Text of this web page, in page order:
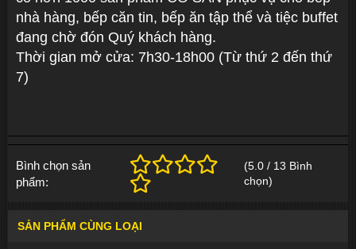
nhà hàng, bếp căn tin, bếp ăn tập thể và tiệc buffet
đang chờ đón Quý khách hàng.
Thời gian mở cửa: 7h30-18h00 (Từ thứ 2 đến thứ
7)
Bình chọn sản
phẩm:
(5.0 / 13 Bình
chọn)
SẢN PHẨM CÙNG LOẠI